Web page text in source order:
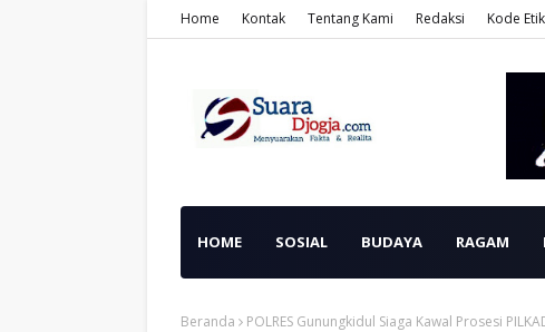
Home Kontak Tentang Kami Redaksi Kode Etik
HOME SOSIAL BUDAYA RAGAM
Beranda POLRES Gunungkidul Siaga Kawal Prosesi